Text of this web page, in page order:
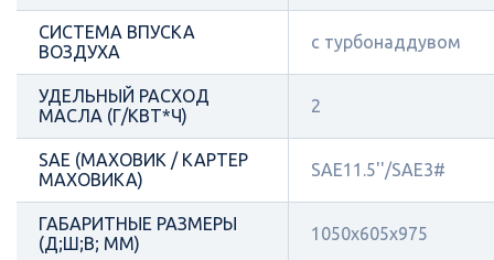
СИСТЕМА ВПУСКА
ВОЗДУХА
с турбонаддувом
УДЕЛЬНЫЙ РАСХОД
МАСЛА (Г/КВТ*Ч)
2
SAE (МАХОВИК / КАРТЕР
МАХОВИКА)
SAE11.5''/SAE3#
ГАБАРИТНЫЕ РАЗМЕРЫ
(Д;Ш;В; ММ)
1050x605x975